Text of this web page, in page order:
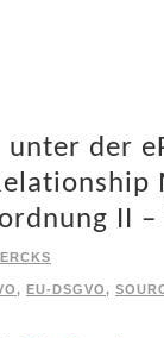
der
II –
, EU-DSGVO,